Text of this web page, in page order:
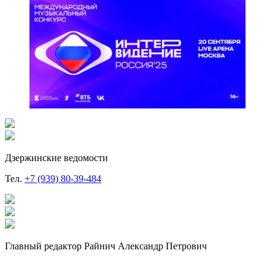
Дзержинские ведомости
Тел. +7 (939) 80-39-484
Главный редактор Райнич Александр Петрович